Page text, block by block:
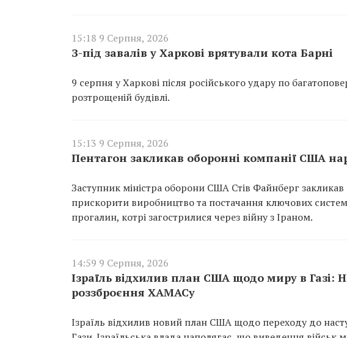
15:18 9 Серпня, 2026
З-під завалів у Харкові врятували кота Барні
9 серпня у Харкові після російського удару по
розтрощеній будівлі.
15:13 9 Серпня, 2026
Пентагон закликав оборонні компанії США
Заступник міністра оборони США Стів Файнберг закликав
прискорити виробництво та постачання ключових
прогалин, котрі загострилися через війну з Іраном.
14:59 9 Серпня, 2026
Ізраїль відхилив план США щодо миру в Газі:
роззброєння ХАМАСу
Ізраїль відхилив новий план США щодо переходу до